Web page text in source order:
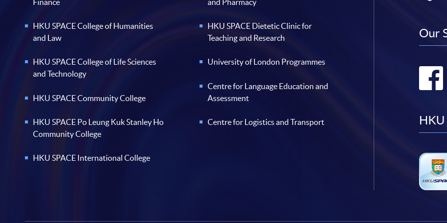
Finance
HKU SPACE College of Humanities
and Law
HKU SPACE College of Life Sciences
and Technology
HKU SPACE Community College
HKU SPACE Po Leung Kuk Stanley Ho
Community College
HKU SPACE International College
and Pharmacy
HKU SPACE Dietetic Clinic for
Teaching and Research
University of London Programmes
Centre for Language Education and
Assessment
Centre for Logistics and Transport
Our
HKU